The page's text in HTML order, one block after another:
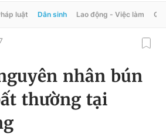
luật Dân sinh Lao động - Việc làm
nhân bún
thường tại